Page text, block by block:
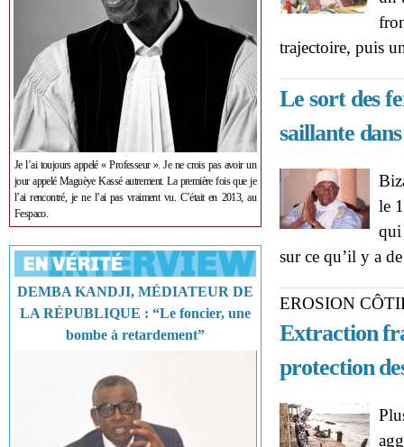
Je l’ai toujours appelé « Professeur ». Je ne crois pas avoir un
jour appelé Maguèye Kassé autrement. La première fois que je
l’ai rencontré, je ne l’ai pas vraiment vu. C’était en 2013, au
Fespaco.
DEMBA KANDJI, MÉDIATEUR DE
LA RÉPUBLIQUE : “Le foncier, une
bombe à retardement”
trajectoire, puis
Le sort des
saillante
le
qui
sur ce qu’il y a
EROSION
Extraction
protection